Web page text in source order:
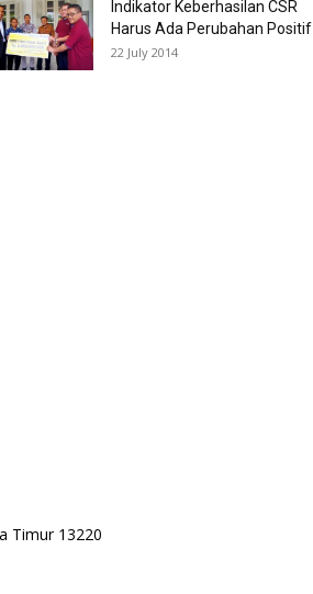
Indikator Keberhasilan CSR
Harus Ada Perubahan Positif
22 July 2014
Timur 13220